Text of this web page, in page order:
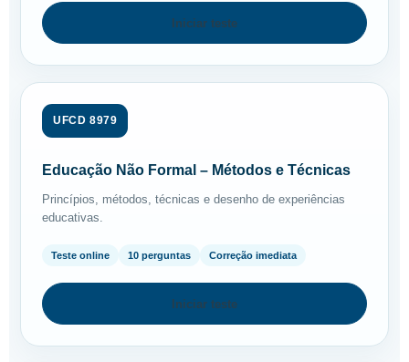
Iniciar teste
UFCD 8979
Educação Não Formal – Métodos e Técnicas
Princípios, métodos, técnicas e desenho de experiências
educativas.
Teste online 10 perguntas Correção imediata
Iniciar teste